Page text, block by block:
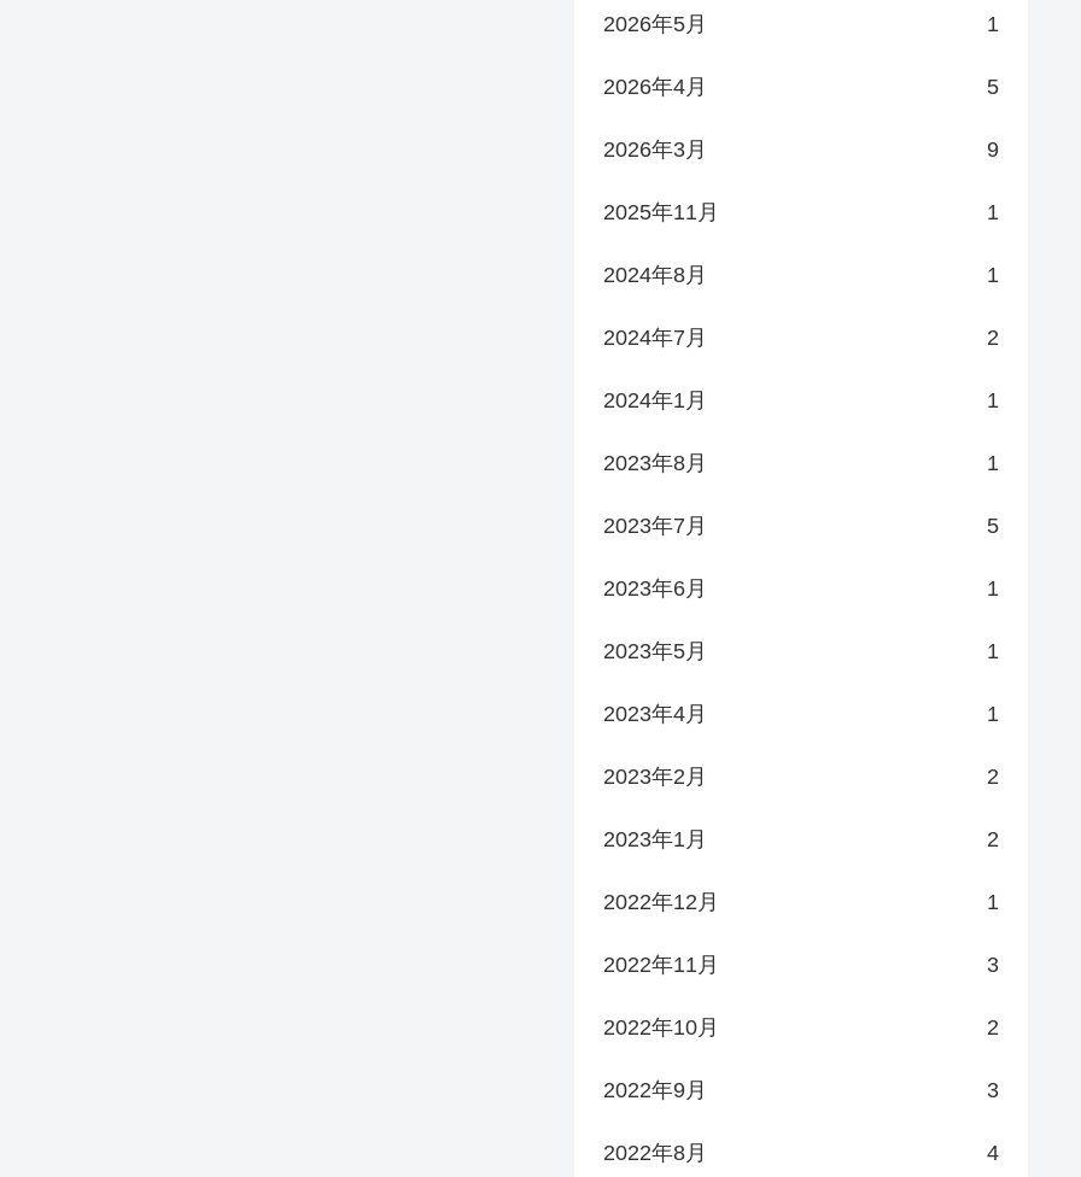
2026年5月 1
2026年4月 5
2026年3月 9
2025年11月 1
2024年8月 1
2024年7月 2
2024年1月 1
2023年8月 1
2023年7月 5
2023年6月 1
2023年5月 1
2023年4月 1
2023年2月 2
2023年1月 2
2022年12月 1
2022年11月 3
2022年10月 2
2022年9月 3
2022年8月 4